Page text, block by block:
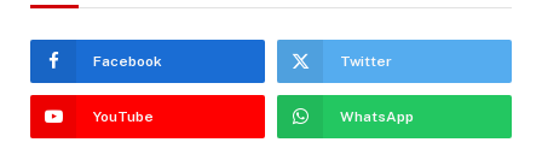
Facebook Twitter
YouTube WhatsApp